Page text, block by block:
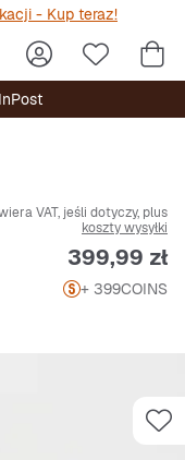
- Kup teraz!
VAT, jeśli dotyczy, plus
koszty wysyłki
Cena
399,99 zł
+ 399COINS